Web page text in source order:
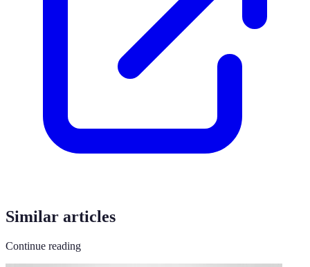
Similar articles
Continue reading